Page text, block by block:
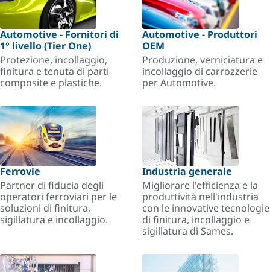
Automotive - Fornitori di
1° livello (Tier One)
Protezione, incollaggio,
finitura e tenuta di parti
composite e plastiche.
Automotive - Produttori
OEM
Produzione, verniciatura e
incollaggio di carrozzerie
per Automotive.
Ferrovie
Partner di fiducia degli
operatori ferroviari per le
soluzioni di finitura,
sigillatura e incollaggio.
Industria generale
Migliorare l'efficienza e la
produttività nell'industria
con le innovative tecnologie
di finitura, incollaggio e
sigillatura di Sames.